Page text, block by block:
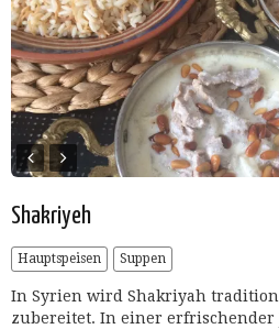
Shakriyeh
Hauptspeisen Suppen
In Syrien wird Shakriyah
zubereitet. In einer erfrischender